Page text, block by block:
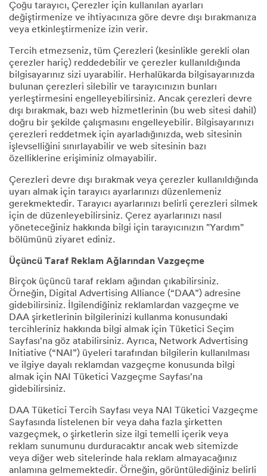
Çoğu tarayıcı, Çerezler için kullanılan ayarları
değiştirmenize ve ihtiyacınıza göre devre dışı bırakmanıza
veya etkinleştirmenize izin verir.
Tercih etmezseniz, tüm Çerezleri (kesinlikle gerekli olan
çerezler hariç) reddedebilir ve çerezler kullanıldığında
bilgisayarınız sizi uyarabilir. Herhalükarda bilgisayarınızda
bulunan çerezleri silebilir ve tarayıcınızın bunları
yerleştirmesini engelleyebilirsiniz. Ancak çerezleri devre
dışı bırakmak, bazı web hizmetlerinin (bu web sitesi dahil)
doğru bir şekilde çalışmasını engelleyebilir. Bilgisayarınızı
çerezleri reddetmek için ayarladığınızda, web sitesinin
işlevselliğini sınırlayabilir ve web sitesinin bazı
özelliklerine erişiminiz olmayabilir.
Çerezleri devre dışı bırakmak veya çerezler kullanıldığında
uyarı almak için tarayıcı ayarlarınızı düzenlemeniz
gerekmektedir. Tarayıcı ayarlarınızı belirli çerezleri silmek
için de düzenleyebilirsiniz. Çerez ayarlarınızı nasıl
yöneteceğiniz hakkında bilgi için tarayıcınızın "Yardım"
bölümünü ziyaret ediniz.
Üçüncü Taraf Reklam Ağlarından Vazgeçme
Birçok üçüncü taraf reklam ağından çıkabilirsiniz.
Örneğin, Digital Advertising Alliance (“DAA”) adresine
gidebilirsiniz. İlgilendiğiniz reklamlardan vazgeçme ve
DAA şirketlerinin bilgilerinizi kullanma konusundaki
tercihleriniz hakkında bilgi almak için Tüketici Seçim
Sayfası'na göz atabilirsiniz. Ayrıca, Network Advertising
Initiative (“NAI”) üyeleri tarafından bilgilerin kullanılması
ve ilgiye dayalı reklamdan vazgeçme konusunda bilgi
almak için NAI Tüketici Vazgeçme Sayfası'na
gidebilirsiniz.
DAA Tüketici Tercih Sayfası veya NAI Tüketici Vazgeçme
Sayfasında listelenen bir veya daha fazla şirketten
vazgeçmek, o şirketlerin size ilgi temelli içerik veya
reklam sunumunu durduracaktır ancak web sitemizde
veya diğer web sitelerinde hala reklam almayacağınız
anlamına gelmemektedir. Örneğin, görüntülediğiniz belirli